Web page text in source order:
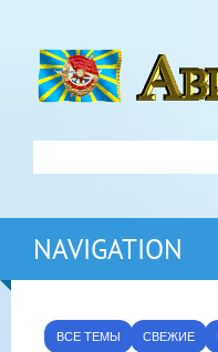
NAVIGATION
ВСЕ ТЕМЫ СВЕЖИЕ